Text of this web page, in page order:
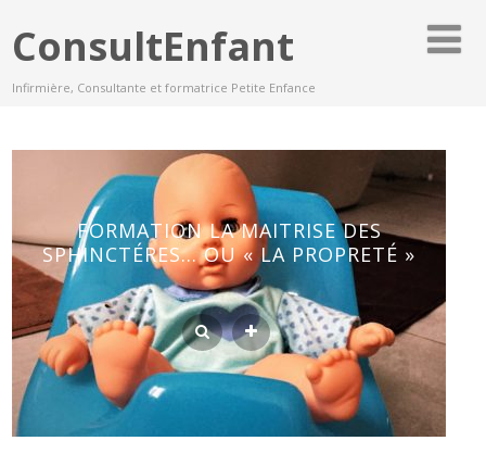
ConsultEnfant
Infirmière, Consultante et formatrice Petite Enfance
FORMATION LA MAITRISE DES
SPHINCTÉRES… OU « LA PROPRETÉ »